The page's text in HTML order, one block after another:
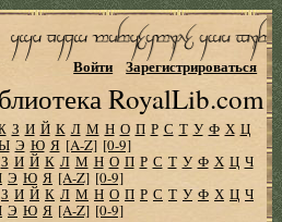
RoyalLib.com
Войти Зарегистрироваться
З И Й К Л М Н О П Р С Т У Ф Х Ц
Э Ю Я [A-Z] [0-9]
З И Й К Л М Н О П Р С Т У Ф Х Ц Ч
Э Ю Я [A-Z] [0-9]
З И Й К Л М Н О П Р С Т У Ф Х Ц Ч
Э Ю Я [A-Z] [0-9]